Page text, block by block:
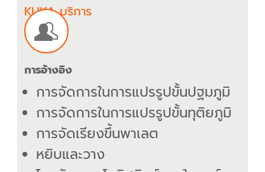
KUKA บริการ
การอ้างอิง
การจัดการในการแปรรูปขั้นปฐมภูมิ
การจัดการในการแปรรูปขั้นทุติยภูมิ
การจัดเรียงขึ้นพาเลต
หยิบและวาง